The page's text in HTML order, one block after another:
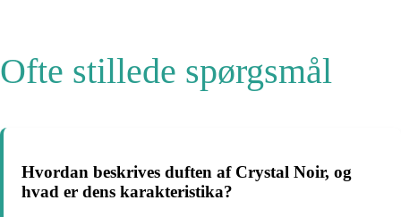
Ofte stillede spørgsmål
Hvordan beskrives duften af Crystal Noir, og
hvad er dens karakteristika?